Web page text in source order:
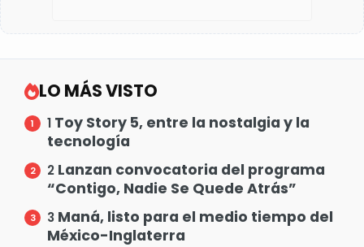
LO MÁS VISTO
1 Toy Story 5, entre la nostalgia y la
tecnología
2 Lanzan convocatoria del programa
“Contigo, Nadie Se Quede Atrás”
3 Maná, listo para el medio tiempo del
México-Inglaterra